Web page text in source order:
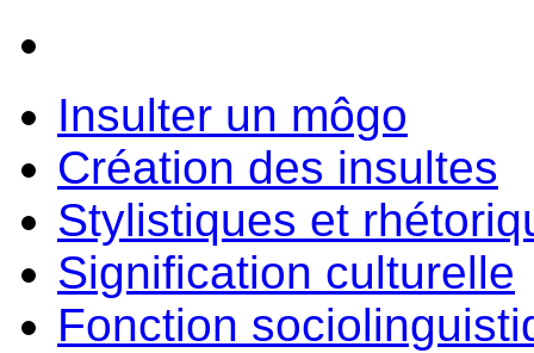
Insulter un môgo
Création des insultes
Stylistiques et
Signification culturelle
Fonction